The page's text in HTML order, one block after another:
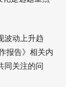
波动上升趋
报告》相关内
同关注的问